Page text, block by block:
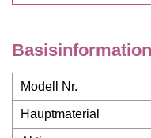
Basisinformation
Modell Nr.
Hauptmaterial